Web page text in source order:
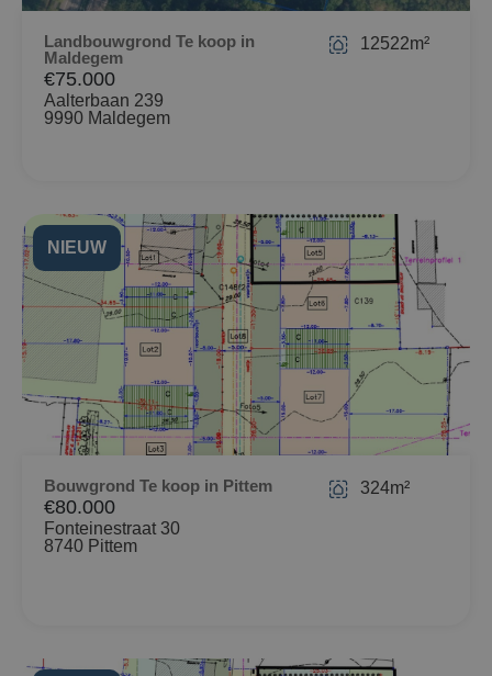
Landbouwgrond Te koop in
Maldegem
€75.000
Aalterbaan 239
9990 Maldegem
12522m²
NIEUW
Bouwgrond Te koop in Pittem
€80.000
Fonteinestraat 30
8740 Pittem
324m²